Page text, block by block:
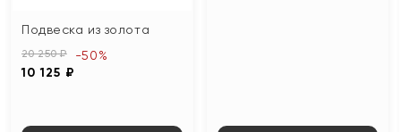
Подвеска из золота
20 250 ₽
10 125 ₽
-50%